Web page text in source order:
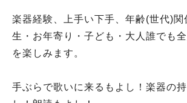
楽器経験、上手い下手、年齢(世代)関
生・お年寄り・子ども・大人誰でも
を楽しみます。
手ぶらで歌いに来るもよし！楽器の